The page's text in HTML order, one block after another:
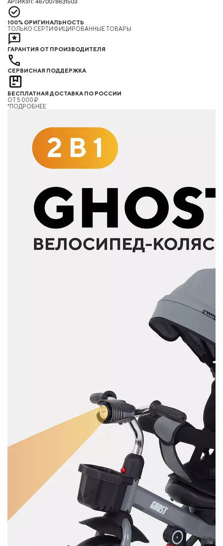
АРТИКУЛ: 4670078631503
100% ОРИГИНАЛЬНОСТЬ
ТОЛЬКО СЕРТИФИЦИРОВАННЫЕ ТОВАРЫ
ГАРАНТИЯ ОТ ПРОИЗВОДИТЕЛЯ
СЕРВИСНАЯ ПОДДЕРЖКА
БЕСПЛАТНАЯ ДОСТАВКА ПО РОССИИ
ОТ 5 000 ₽
*ПОДРОБНЕЕ